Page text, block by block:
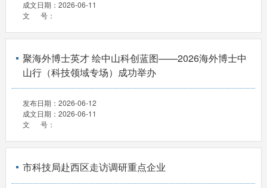
成文日期： 2026-06-11
文 号：
聚海外博士英才 绘中山科创蓝图——2026海外博士中
山行（科技领域专场）成功举办
发布日期： 2026-06-12
成文日期： 2026-06-11
文 号：
市科技局赴西区走访调研重点企业